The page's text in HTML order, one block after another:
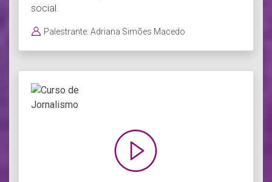
social.
Palestrante: Adriana Simões Macedo